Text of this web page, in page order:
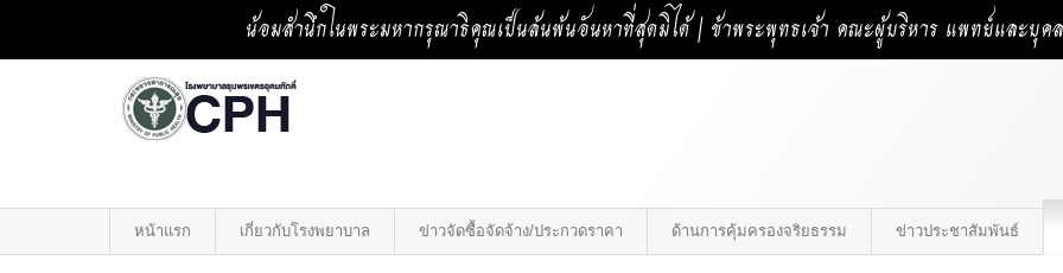
น้อมสำนึกในพระมหากรุณาธิคุณเป็นล้นพ้นอันหาที่สุดมิได้ | ข้าพระพุทธเจ้า คณะผู้บริหาร แพทย์และบุค
หน้าแรก เกี่ยวกับโรงพยาบาล ข่าวจัดซื้อจัดจ้าง/ประกวดราคา ด้านการคุ้มครองจริยธรรม ข่าวประชาสัมพันธ์